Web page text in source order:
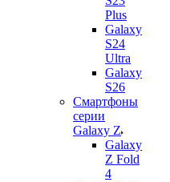
Plus
Galaxy
S24
Ultra
Galaxy
S26
Смартфоны
серии
Galaxy Z
Galaxy
Z Fold
4